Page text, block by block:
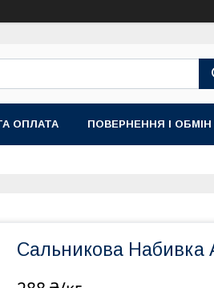
ОПЛАТА ПОВЕРНЕННЯ І ОБМІН
Сальникова